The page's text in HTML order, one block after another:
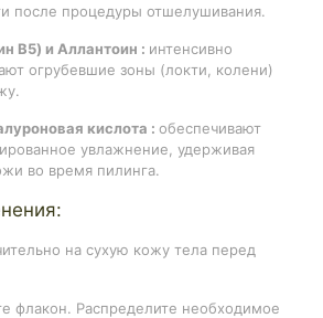
после процедуры отшелушивания.
B5) и Аллантоин : интенсивно
огрубевшие зоны (локти, колени)
кислота : обеспечивают
увлажнение, удерживая
во время пилинга.
на сухую кожу тела перед
флакон. Распределите необходимое